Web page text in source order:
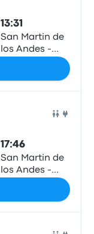
13:31
San Martin de
los Andes -
17:46
San Martin de
los Andes -